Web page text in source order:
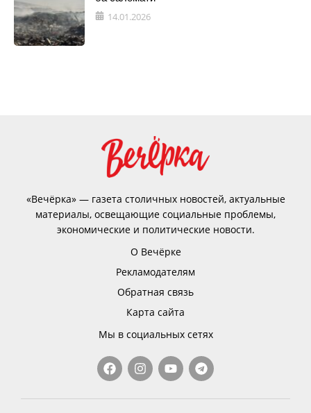
14.01.2026
«Вечёрка» — газета столичных новостей, актуальные
материалы, освещающие социальные проблемы,
экономические и политические новости.
О Вечёрке
Рекламодателям
Обратная связь
Карта сайта
Мы в социальных сетях